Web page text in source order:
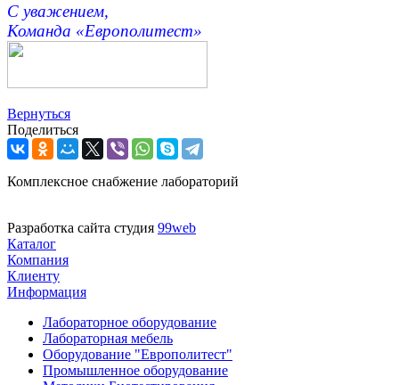
С уважением,
Команда «Европолитест»
Вернуться
Поделиться
Комплексное снабжение лабораторий
Разработка сайта студия 99web
Каталог
Компания
Клиенту
Информация
Лабораторное оборудование
Лабораторная мебель
Оборудование "Европолитест"
Промышленное оборудование